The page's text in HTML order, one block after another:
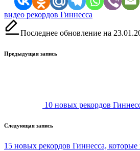
Метки:
видео рекордов Гиннесса
Последнее обновление на
Навигация
Предыдущая запись
10 новых рекордов
Следующая запись
15 новых рекордов Гиннесса,